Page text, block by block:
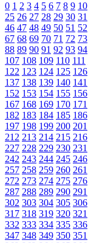
0 1 2 3 4 5 6 7 8 9 10
25 26 27 28 29 30 31
46 47 48 49 50 51 52
67 68 69 70 71 72 73
88 89 90 91 92 93 94
107 108 109 110 111
122 123 124 125 126
137 138 139 140 141
152 153 154 155 156
167 168 169 170 171
182 183 184 185 186
197 198 199 200 201
212 213 214 215 216
227 228 229 230 231
242 243 244 245 246
257 258 259 260 261
272 273 274 275 276
287 288 289 290 291
302 303 304 305 306
317 318 319 320 321
332 333 334 335 336
347 348 349 350 351